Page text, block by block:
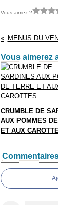
Vous aimez ?
MENUS DU
Vous aimerez
CRUMBLE DE
AUX POMMES
ET AUX